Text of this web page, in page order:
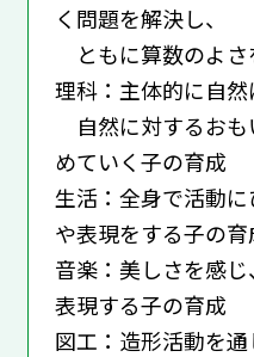
く問題を解決し、
ともに算数のよさ
理科：主体的に自然
自然に対するおも
めていく子の育成
生活：全身で活動
や表現をする子の育
音楽：美しさを感
表現する子の育成
図工：造形活動を